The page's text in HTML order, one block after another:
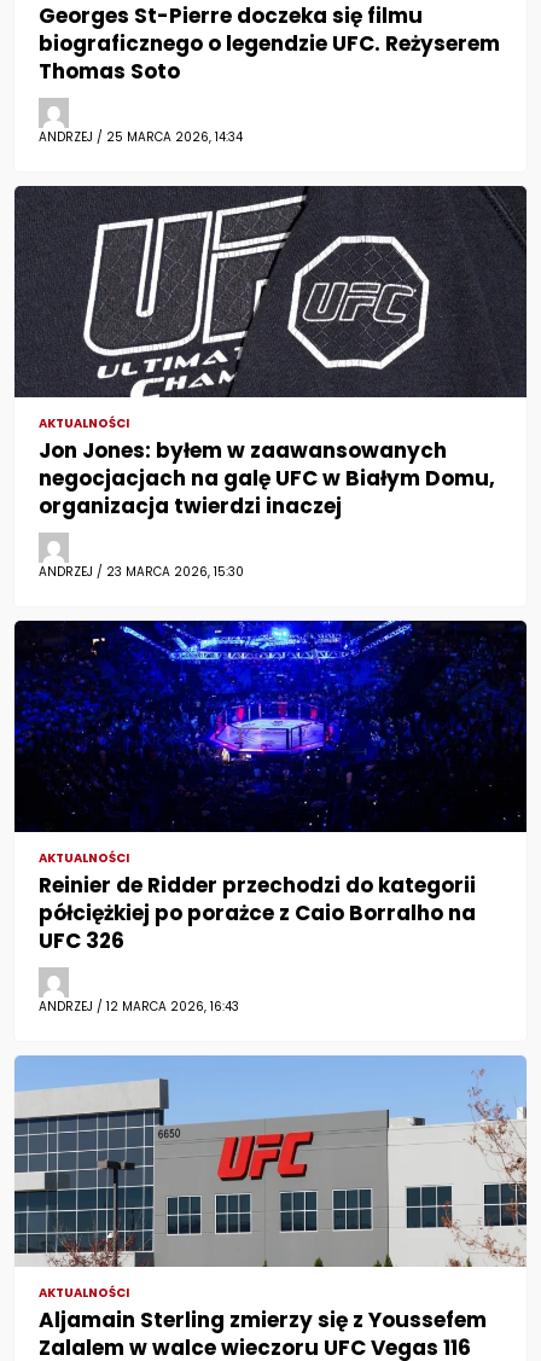
Georges St-Pierre doczeka się filmu
biograficznego o legendzie UFC. Reżyserem
Thomas Soto
ANDRZEJ / 25 MARCA 2026, 14:34
AKTUALNOŚCI
Jon Jones: byłem w zaawansowanych
negocjacjach na galę UFC w Białym Domu,
organizacja twierdzi inaczej
ANDRZEJ / 23 MARCA 2026, 15:30
AKTUALNOŚCI
Reinier de Ridder przechodzi do kategorii
półciężkiej po porażce z Caio Borralho na
UFC 326
ANDRZEJ / 12 MARCA 2026, 16:43
AKTUALNOŚCI
Aljamain Sterling zmierzy się z Youssefem
Zalalem w walce wieczoru UFC Vegas 116